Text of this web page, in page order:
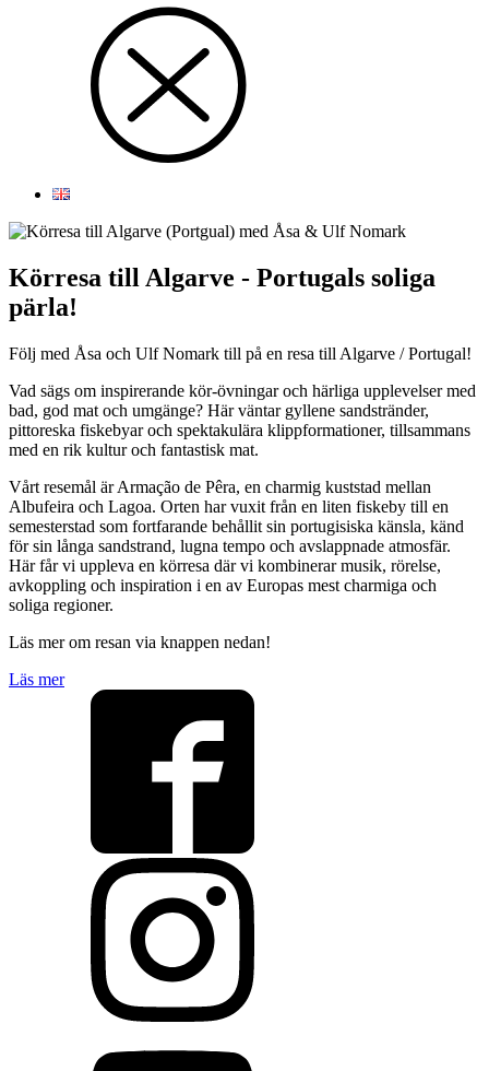
Körresa till Algarve - Portugals soliga
pärla!
Följ med Åsa och Ulf Nomark till på en resa till Algarve / Portugal!
Vad sägs om inspirerande kör-övningar och härliga upplevelser med
bad, god mat och umgänge? Här väntar gyllene sandstränder,
pittoreska fiskebyar och spektakulära klippformationer, tillsammans
med en rik kultur och fantastisk mat.
Vårt resemål är Armação de Pêra, en charmig kuststad mellan
Albufeira och Lagoa. Orten har vuxit från en liten fiskeby till en
semesterstad som fortfarande behållit sin portugisiska känsla, känd
för sin långa sandstrand, lugna tempo och avslappnade atmosfär.
Här får vi uppleva en körresa där vi kombinerar musik, rörelse,
avkoppling och inspiration i en av Europas mest charmiga och
soliga regioner.
Läs mer om resan via knappen nedan!
Läs mer